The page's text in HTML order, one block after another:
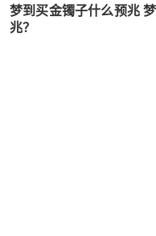
梦到买金镯子什么预兆
兆？